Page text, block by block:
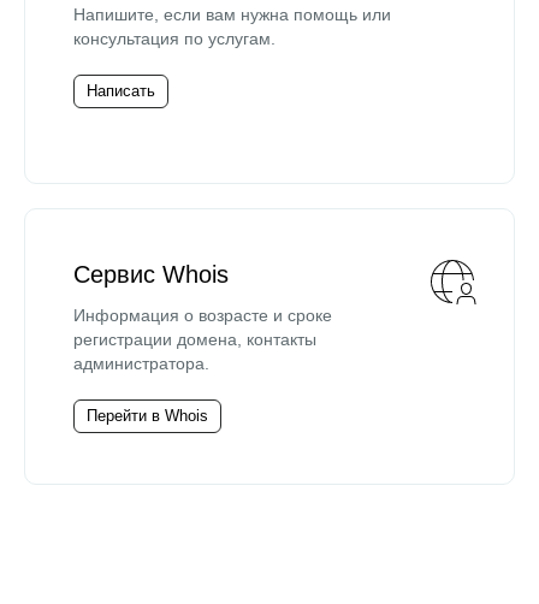
Напишите, если вам нужна помощь или
консультация по услугам.
Написать
Сервис Whois
Информация о возрасте и сроке
регистрации домена, контакты
администратора.
Перейти в Whois